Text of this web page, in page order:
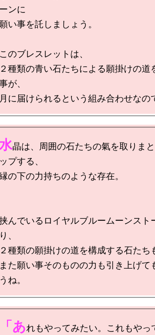
ーンに
願い事を託しましょう。
このブレスレットは、
２種類の青い石たちによる願掛けの道
が、
晶は、周囲の石たちの氣を取りま
ップする、
の下の力持ちのような存在。
んでいるロイヤルブルームーンスト
り、
２種類の願掛けの道を構成する石たち
また願い事そのものの力も引き上げて
「あれもやってみたい。これもやっ